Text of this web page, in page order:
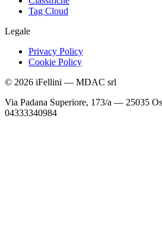
Tag Cloud
Legale
Privacy Policy
Cookie Policy
© 2026 iFellini — MDAC srl
Via Padana Superiore, 173/a — 25035
04333340984